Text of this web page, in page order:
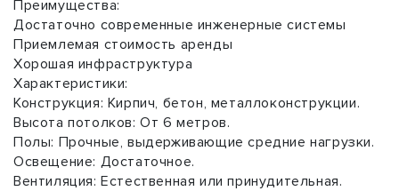
Преимущества:
Достаточно современные инженерные системы
Приемлемая стоимость аренды
Хорошая инфраструктура
Характеристики:
Конструкция: Кирпич, бетон, металлоконструкции.
Высота потолков: От 6 метров.
Полы: Прочные, выдерживающие средние нагрузки.
Освещение: Достаточное.
Вентиляция: Естественная или принудительная.